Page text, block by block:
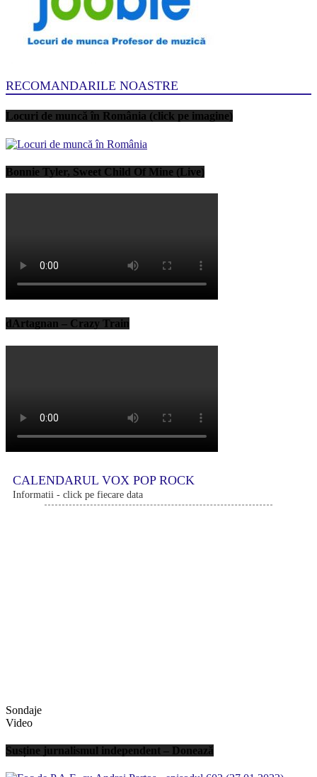
RECOMANDARILE NOASTRE
Locuri de muncă în România (click pe imagine)
Bonnie Tyler, Sweet Child Of Mine (Live)
dArtagnan – Crazy Train
CALENDARUL VOX POP ROCK
Informatii - click pe fiecare data
Sondaje
Video
Susține jurnalismul independent – Donează